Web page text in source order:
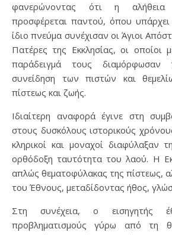
φανερώνοντας ότι η αλήθεια
προσφέρεται παντού, όπου υπάρχει
ίδιο πνεύμα συνέχισαν οι Άγιοι
Πατέρες της Εκκλησίας, οι οποίοι
παράδειγμά τους διαμόρφωσαν
συνείδηση των πιστών και
πίστεως και ζωής.
Ιδιαίτερη αναφορά έγινε στη
στους δυσκόλους ιστορικούς
κληρικοί και μοναχοί διαφύλαξαν
ορθόδοξη ταυτότητα του λαού. Η
απλώς θεματοφύλακας της πίστεως,
του Έθνους, μεταδίδοντας ήθος,
Στη συνέχεια, ο εισηγητής
προβληματισμούς γύρω από τη